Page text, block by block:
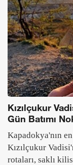
Kızılçukur
Gün Batımı
Kapadokya'nın
Kızılçukur
rotaları, saklı